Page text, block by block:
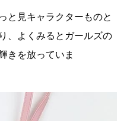
と見キャラクターものと
、よくみるとガールズの
きを放っていま